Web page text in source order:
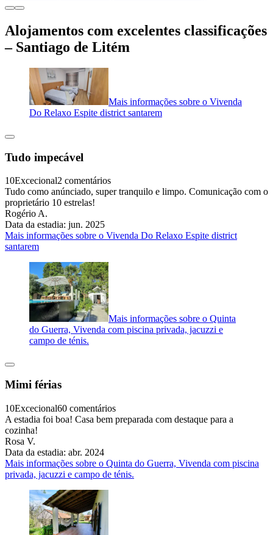
Alojamentos com excelentes classificações
– Santiago de Litém
Mais informações sobre o Vivenda
Do Relaxo Espite district santarem
Tudo impecável
10Excecional2 comentários
Tudo como anúnciado, super tranquilo e limpo. Comunicação com o
proprietário 10 estrelas!
Rogério A.
Data da estadia: jun. 2025
Mais informações sobre o Vivenda Do Relaxo Espite district
santarem
Mais informações sobre o Quinta
do Guerra, Vivenda com piscina privada, jacuzzi e
campo de ténis.
Mimi férias
10Excecional60 comentários
A estadia foi boa! Casa bem preparada com destaque para a
cozinha!
Rosa V.
Data da estadia: abr. 2024
Mais informações sobre o Quinta do Guerra, Vivenda com piscina
privada, jacuzzi e campo de ténis.